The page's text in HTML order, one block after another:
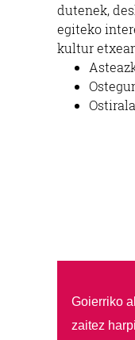
dutenek,
egiteko
kultur
Goierriko
zaitez